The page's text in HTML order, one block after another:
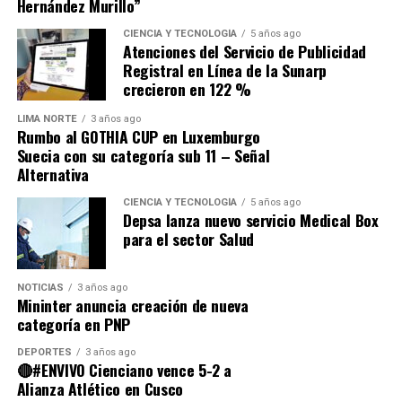
Comparte esto:
Hernández Murillo”
CIENCIA Y TECNOLOGÍA 5 años ago
Atenciones del Servicio de Publicidad
Registral en Línea de la Sunarp
crecieron en 122 %
LIMA NORTE 3 años ago
Rumbo al GOTHIA CUP en Luxemburgo
Suecia con su categoría sub 11 – Señal
Alternativa
CIENCIA Y TECNOLOGÍA 5 años ago
Depsa lanza nuevo servicio Medical Box
para el sector Salud
NOTICIAS 3 años ago
Mininter anuncia creación de nueva
categoría en PNP
DEPORTES 3 años ago
🔴#ENVIVO Cienciano vence 5-2 a
Alianza Atlético en Cusco